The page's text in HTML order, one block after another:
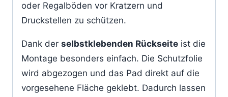
oder Regalböden vor Kratzern und
Druckstellen zu schützen.
Dank der selbstklebenden Rückseite ist die
Montage besonders einfach. Die Schutzfolie
wird abgezogen und das Pad direkt auf die
vorgesehene Fläche geklebt. Dadurch lassen